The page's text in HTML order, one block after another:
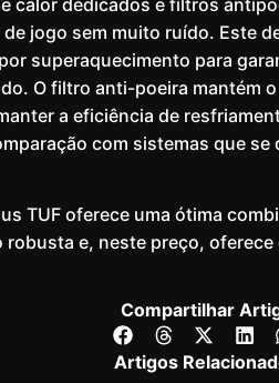
jogo sem muito ruído. Este
superaquecimento para
O filtro anti-poeira mantém
a eficiência de
com sistemas que
TUF oferece uma ótima
e, neste preço,
Compartilhar
Artigos